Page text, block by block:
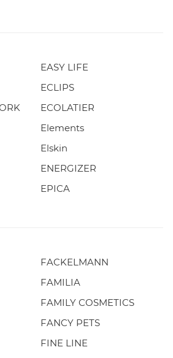
EASY LIFE
ECLIPS
ECOLATIER
Elements
Elskin
ENERGIZER
EPICA
FACKELMANN
FAMILIA
FAMILY COSMETICS
FANCY PETS
FINE LINE